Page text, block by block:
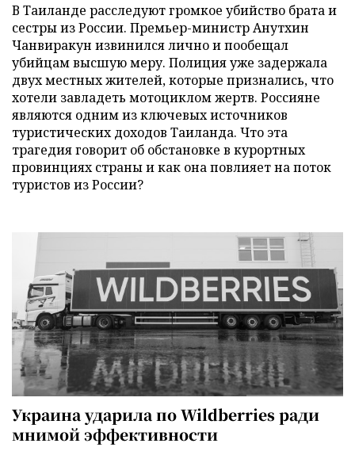
В Таиланде расследуют громкое убийство брата и
сестры из России. Премьер-министр Анутхин
Чанвиракун извинился лично и пообещал
убийцам высшую меру. Полиция уже задержала
двух местных жителей, которые признались, что
хотели завладеть мотоциклом жертв. Россияне
являются одним из ключевых источников
туристических доходов Таиланда. Что эта
трагедия говорит об обстановке в курортных
провинциях страны и как она повлияет на поток
туристов из России?
Украина ударила по Wildberries ради
мнимой эффективности